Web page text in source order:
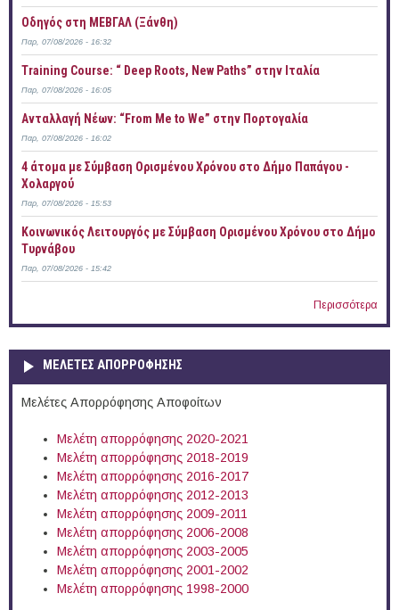
Οδηγός στη ΜΕΒΓΑΛ (Ξάνθη)
Παρ, 07/08/2026 - 16:32
Training Course: “ Deep Roots, New Paths” στην Ιταλία
Παρ, 07/08/2026 - 16:05
Ανταλλαγή Νέων: “From Me to We” στην Πορτογαλία
Παρ, 07/08/2026 - 16:02
4 άτομα με Σύμβαση Ορισμένου Χρόνου στο Δήμο Παπάγου -
Χολαργού
Παρ, 07/08/2026 - 15:53
Κοινωνικός Λειτουργός με Σύμβαση Ορισμένου Χρόνου στο Δήμο
Τυρνάβου
Παρ, 07/08/2026 - 15:42
Περισσότερα
ΜΕΛΕΤΕΣ ΑΠΟΡΡΟΦΗΣΗΣ
Μελέτες Απορρόφησης Αποφοίτων
Μελέτη απορρόφησης 2020-2021
Μελέτη απορρόφησης 2018-2019
Μελέτη απορρόφησης 2016-2017
Μελέτη απορρόφησης 2012-2013
Μελέτη απορρόφησης 2009-2011
Μελέτη απορρόφησης 2006-2008
Μελέτη απορρόφησης 2003-2005
Μελέτη απορρόφησης 2001-2002
Μελέτη απορρόφησης 1998-2000